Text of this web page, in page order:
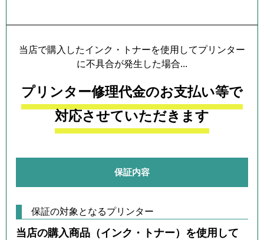
当店で購入したインク・トナーを使用してプリンター
に不具合が発生した場合...
プリンター修理代金のお支払い等で
対応させていただきます
保証内容
保証の対象となるプリンター
当店の購入商品（インク・トナー）を使用して